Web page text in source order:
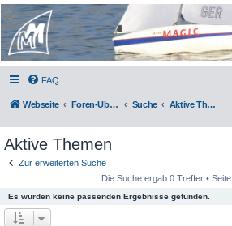
Micro Magic Forum
Deutschland
FAQ
Webseite Foren-Übersicht Suche Aktive Themen
Aktive Themen
Zur erweiterten Suche
Die Suche ergab 0 Treffer • Seite
Es wurden keine passenden Ergebnisse gefunden.